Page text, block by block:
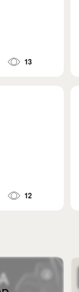
13
12